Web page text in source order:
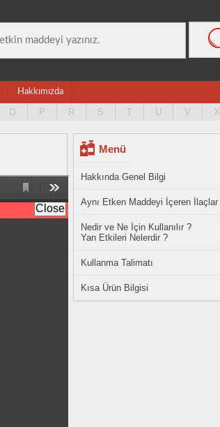
Hakkımızda
O P R S T U V X
Menü
Hakkında Genel Bilgi
Aynı Etken Maddeyi İçeren İlaçlar
Nedir ve Ne İçin Kullanılır ?
Yan Etkileri Nelerdir ?
Kullanma Talimatı
Kısa Ürün Bilgisi